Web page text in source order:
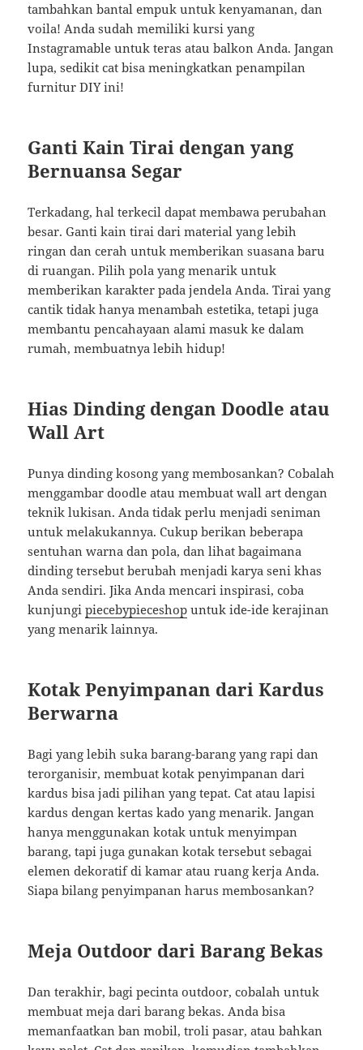
tambahkan bantal empuk untuk kenyamanan, dan
voila! Anda sudah memiliki kursi yang
Instagramable untuk teras atau balkon Anda. Jangan
lupa, sedikit cat bisa meningkatkan penampilan
furnitur DIY ini!
Ganti Kain Tirai dengan yang
Bernuansa Segar
Terkadang, hal terkecil dapat membawa perubahan
besar. Ganti kain tirai dari material yang lebih
ringan dan cerah untuk memberikan suasana baru
di ruangan. Pilih pola yang menarik untuk
memberikan karakter pada jendela Anda. Tirai yang
cantik tidak hanya menambah estetika, tetapi juga
membantu pencahayaan alami masuk ke dalam
rumah, membuatnya lebih hidup!
Hias Dinding dengan Doodle atau
Wall Art
Punya dinding kosong yang membosankan? Cobalah
menggambar doodle atau membuat wall art dengan
teknik lukisan. Anda tidak perlu menjadi seniman
untuk melakukannya. Cukup berikan beberapa
sentuhan warna dan pola, dan lihat bagaimana
dinding tersebut berubah menjadi karya seni khas
Anda sendiri. Jika Anda mencari inspirasi, coba
kunjungipiecebypieceshop untuk ide-ide kerajinan
yang menarik lainnya.
Kotak Penyimpanan dari Kardus
Berwarna
Bagi yang lebih suka barang-barang yang rapi dan
terorganisir, membuat kotak penyimpanan dari
kardus bisa jadi pilihan yang tepat. Cat atau lapisi
kardus dengan kertas kado yang menarik. Jangan
hanya menggunakan kotak untuk menyimpan
barang, tapi juga gunakan kotak tersebut sebagai
elemen dekoratif di kamar atau ruang kerja Anda.
Siapa bilang penyimpanan harus membosankan?
Meja Outdoor dari Barang Bekas
Dan terakhir, bagi pecinta outdoor, cobalah untuk
membuat meja dari barang bekas. Anda bisa
memanfaatkan ban mobil, troli pasar, atau bahkan